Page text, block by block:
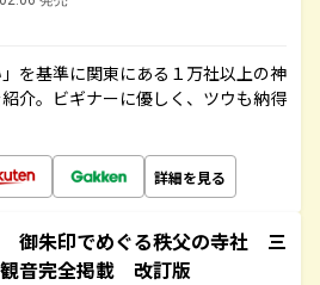
」を基準に関東にある１万社以上の神
介。ビギナーに優しく、ツウも納得
詳細を見る
御朱印でめぐる秩父の寺社 三
音完全掲載 改訂版